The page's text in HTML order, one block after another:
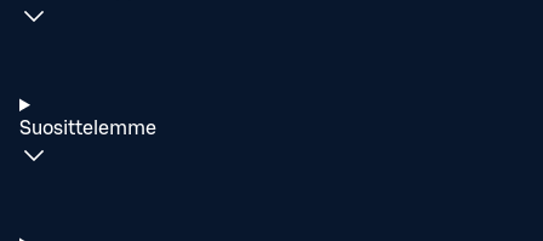
Suosittelemme